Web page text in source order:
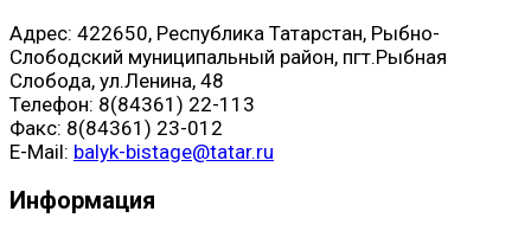
Адрес: 422650, Республика Татарстан, Рыбно-
Слободский муниципальный район, пгт.Рыбная
Слобода, ул.Ленина, 48
Телефон: 8(84361) 22-113
Факс: 8(84361) 23-012
E-Mail: balyk-bistage@tatar.ru
Информация